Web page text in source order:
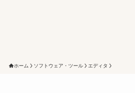
ホーム ソフトウェア・ツール エディタ